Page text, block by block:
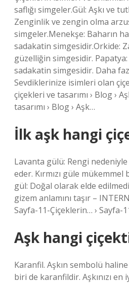
saflığı simgeler.Gül: Aşkı ve
Zenginlik ve zengin olma
simgeler.Menekşe: Baharın
sadakatin simgesidir.Orkide:
güzelliğin simgesidir.
sadakatin simgesidir. Daha
Sevdiklerinize isimleri olan
çiçekleri ve tasarımı › Blog ›
tasarımı › Blog › Aşk…
İlk aşk hangi
Lavanta gülü: Rengi
eder. Kırmızı güle
gül: Doğal olarak elde
gizem anlamını taşır –
Sayfa-11-Çiçeklerin… › Sayfa-
Aşk hangi
Karanfil. Aşkın sembolü
biri de karanfildir. Aşkınızı en